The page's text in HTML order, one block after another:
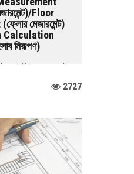
Floor
মেজারমেন্ট)
Calculation
নিরূপণ)
Measurement
& Deviation
2727